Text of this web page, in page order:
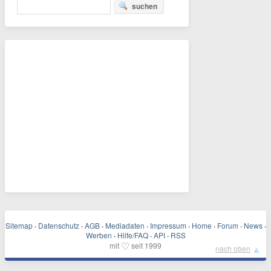
suchen
Sitemap · Datenschutz · AGB · Mediadaten · Impressum · Home · Forum · News ·
Werben · Hilfe/FAQ · API · RSS
mit ♡ seit 1999 nach oben ▲